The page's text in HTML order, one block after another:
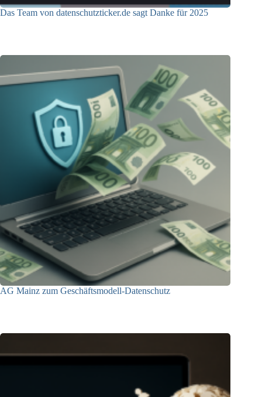
Das Team von datenschutzticker.de sagt Danke für 2025
AG Mainz zum Geschäftsmodell-Datenschutz